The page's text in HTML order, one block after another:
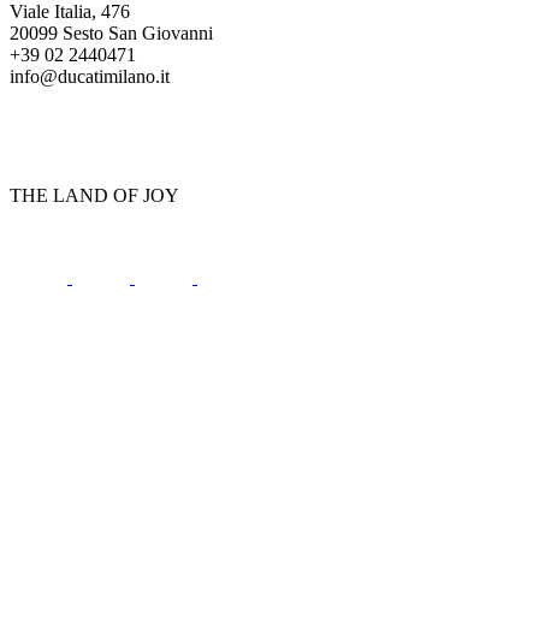
Viale Italia, 476
20099 Sesto San Giovanni
+39 02 2440471
info@ducatimilano.it
THE LAND OF JOY